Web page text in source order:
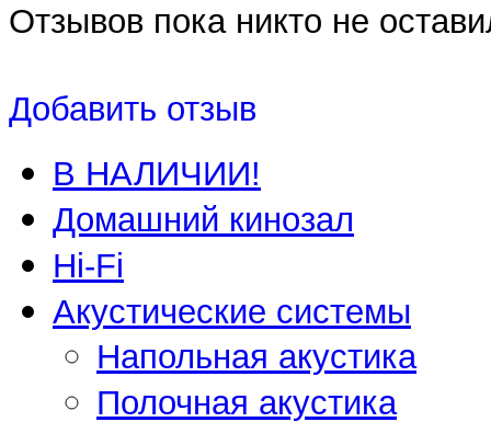
Отзывов пока никто не
Добавить отзыв
В НАЛИЧИИ!
Домашний кинозал
Hi-Fi
Акустические системы
Напольная акустика
Полочная акустика